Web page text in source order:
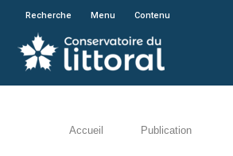
En poursuivant
Recherche Menu Contenu
Accueil Publication